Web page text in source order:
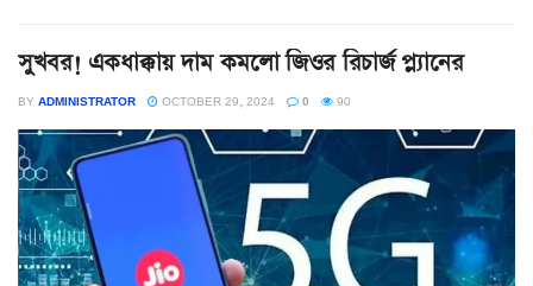
সুখবর! একধাক্কায় দাম কমলো জিওর রিচার্জ প্ল্যানের
BY ADMINISTRATOR OCTOBER 29, 2024 0 90